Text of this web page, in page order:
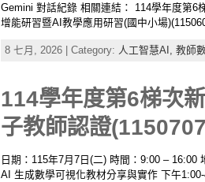
Gemini 對話紀錄 相關連結： 114學年度第6
增能研習暨AI教學應用研習(國中小場
8 七月, 2026 | Category: 人工智慧AI, 教師
114學年度第6梯次
子教師認證
日期：115年7月7日(二) 時間：9:00 –
AI 生成數學可視化教材分享與實作 下午